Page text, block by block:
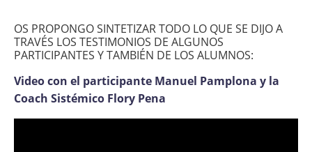
OS PROPONGO SINTETIZAR TODO LO QUE SE DIJO A
TRAVÉS LOS TESTIMONIOS DE ALGUNOS
PARTICIPANTES Y TAMBIÉN DE LOS ALUMNOS:
Video con el participante Manuel Pamplona y la
Coach Sistémico Flory Pena